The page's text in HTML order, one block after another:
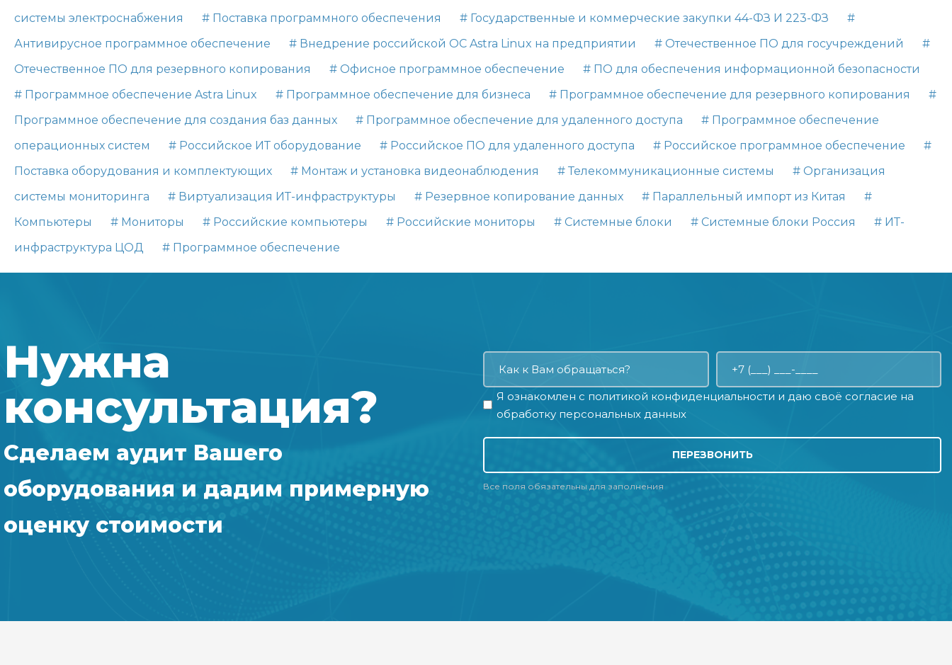
системы электроснабжения
# Поставка программного обеспечения # Государственные и коммерческие закупки 44-ФЗ И 223-ФЗ
#
Антивирусное программное обеспечение
# Внедрение российской ОС Astra Linux на предприятии # Отечественное ПО для госучреждений
#
Отечественное ПО для резервного копирования
# Офисное программное обеспечение
# ПО для обеспечения информационной безопасности
# Программное обеспечение Astra Linux
# Программное обеспечение для бизнеса # Программное обеспечение для резервного копирования
#
Программное обеспечение для создания баз данных
# Программное обеспечение для удаленного доступа
# Программное обеспечение
операционных систем
# Российское ИТ оборудование # Российское ПО для удаленного доступа # Российское программное обеспечение
#
Поставка оборудования и комплектующих
# Монтаж и установка видеонаблюдения # Телекоммуникационные системы
# Организация
системы мониторинга
# Виртуализация ИТ-инфраструктуры # Резервное копирование данных # Параллельный импорт из Китая
#
Компьютеры
# Мониторы # Российские компьютеры # Российские мониторы # Системные блоки # Системные блоки Россия
# ИТ-
инфраструктура ЦОД
# Программное обеспечение
Нужна
консультация?
Сделаем аудит Вашего
оборудования и дадим примерную
оценку стоимости
Я ознакомлен с политикой конфиденциальности и даю своё согласие на
обработку персональных данных
ПЕРЕЗВОНИТЬ
Все поля обязательны для заполнения